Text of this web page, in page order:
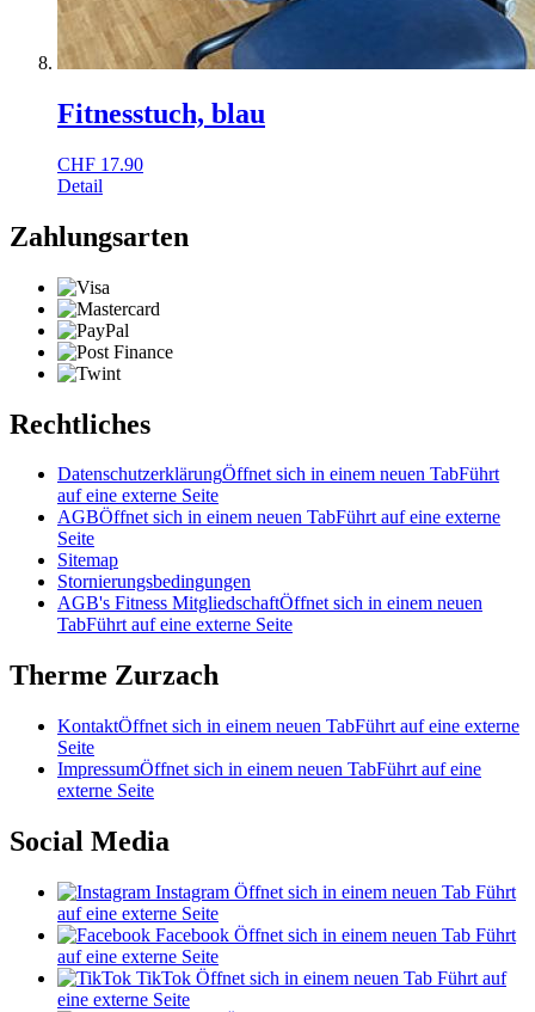
Fitnesstuch, blau
CHF 17.90
Detail
Zahlungsarten
Rechtliches
DatenschutzerklärungÖffnet sich in einem neuen TabFührt
auf eine externe Seite
AGBÖffnet sich in einem neuen TabFührt auf eine externe
Seite
Sitemap
Stornierungsbedingungen
AGB's Fitness MitgliedschaftÖffnet sich in einem neuen
TabFührt auf eine externe Seite
Therme Zurzach
KontaktÖffnet sich in einem neuen TabFührt auf eine externe
Seite
ImpressumÖffnet sich in einem neuen TabFührt auf eine
externe Seite
Social Media
Instagram Öffnet sich in einem neuen Tab Führt
auf eine externe Seite
Facebook Öffnet sich in einem neuen Tab Führt
auf eine externe Seite
TikTok Öffnet sich in einem neuen Tab Führt auf
eine externe Seite